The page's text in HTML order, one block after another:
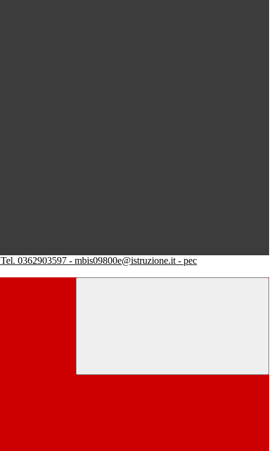
Tel. 0362903597 - mbis09800e@istruzione.it - pec